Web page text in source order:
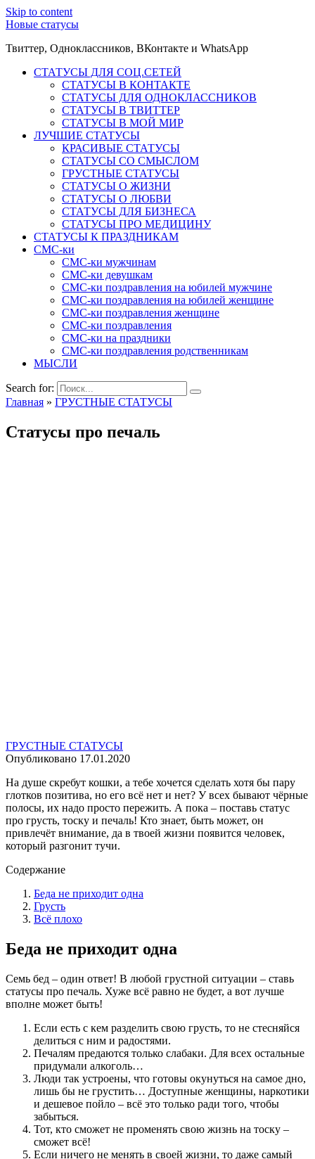
Skip to content
Новые статусы
Твиттер, Одноклассников, ВКонтакте и WhatsApp
СТАТУСЫ ДЛЯ СОЦ.СЕТЕЙ
СТАТУСЫ В КОНТАКТЕ
СТАТУСЫ ДЛЯ ОДНОКЛАССНИКОВ
СТАТУСЫ В ТВИТТЕР
СТАТУСЫ В МОЙ МИР
ЛУЧШИЕ СТАТУСЫ
КРАСИВЫЕ СТАТУСЫ
СТАТУСЫ СО СМЫСЛОМ
ГРУСТНЫЕ СТАТУСЫ
СТАТУСЫ О ЖИЗНИ
СТАТУСЫ О ЛЮБВИ
СТАТУСЫ ДЛЯ БИЗНЕСА
СТАТУСЫ ПРО МЕДИЦИНУ
СТАТУСЫ К ПРАЗДНИКАМ
СМС-ки
СМС-ки мужчинам
СМС-ки девушкам
СМС-ки поздравления на юбилей мужчине
СМС-ки поздравления на юбилей женщине
СМС-ки поздравления женщине
СМС-ки поздравления
СМС-ки на праздники
СМС-ки поздравления родственникам
МЫСЛИ
Search for:
Главная » ГРУСТНЫЕ СТАТУСЫ
Статусы про печаль
ГРУСТНЫЕ СТАТУСЫ
Опубликовано 17.01.2020
На душе скребут кошки, а тебе хочется сделать хотя бы пару
глотков позитива, но его всё нет и нет? У всех бывают чёрные
полосы, их надо просто пережить. А пока – поставь статус
про грусть, тоску и печаль! Кто знает, быть может, он
привлечёт внимание, да в твоей жизни появится человек,
который разгонит тучи.
Содержание
Беда не приходит одна
Грусть
Всё плохо
Беда не приходит одна
Семь бед – один ответ! В любой грустной ситуации – ставь
статусы про печаль. Хуже всё равно не будет, а вот лучше
вполне может быть!
Если есть с кем разделить свою грусть, то не стесняйся
делиться с ним и радостями.
Печалям предаются только слабаки. Для всех остальные
придумали алкоголь…
Люди так устроены, что готовы окунуться на самое дно,
лишь бы не грустить… Доступные женщины, наркотики
и дешевое пойло – всё это только ради того, чтобы
забыться.
Тот, кто сможет не променять свою жизнь на тоску –
сможет всё!
Если ничего не менять в своей жизни, то даже самый